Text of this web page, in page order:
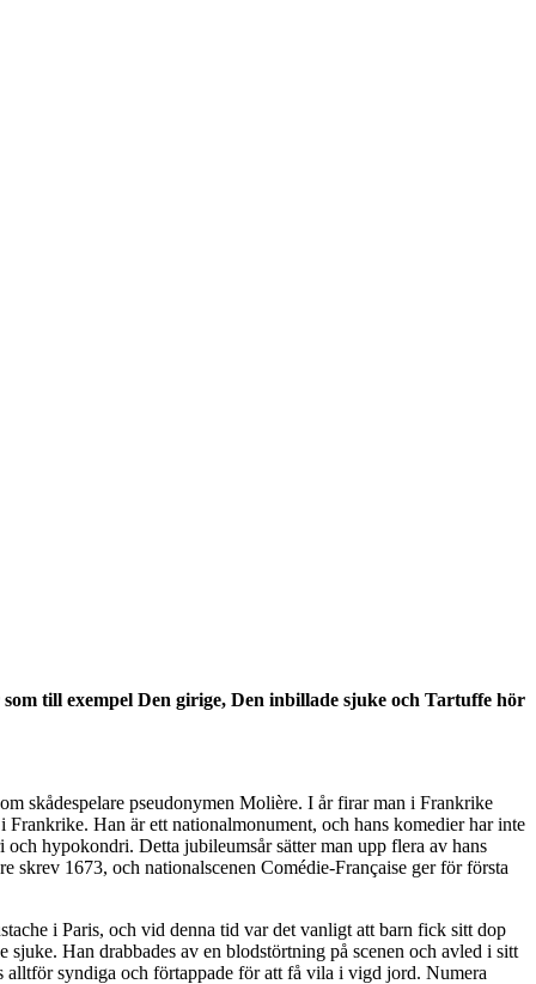
till exempel Den girige, Den inbillade sjuke och Tartuffe hör
skådespelare pseudonymen Molière. I år firar man i Frankrike
Han är ett nationalmonument, och hans komedier har inte
hypokondri. Detta jubileumsår sätter man upp flera av hans
skrev 1673, och nationalscenen Comédie-Française ger för första
i Paris, och vid denna tid var det vanligt att barn fick sitt dop
Han drabbades av en blodstörtning på scenen och avled i sitt
alltför syndiga och förtappade för att få vila i vigd jord. Numera